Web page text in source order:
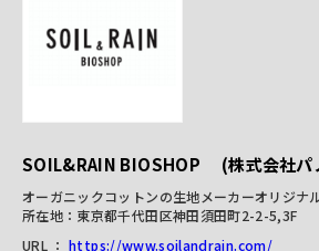
SOIL&RAIN BIOSHOP (株式会社パ
オーガニックコットンの生地メーカーオリジナ
所在地：東京都千代田区神田須田町2-2-5,3F
URL ：https://www.soilandrain.com/